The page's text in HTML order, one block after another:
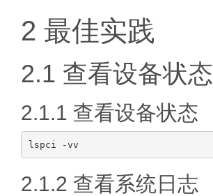
2 最佳实践
2.1 查看设备状态
2.1.1 查看设备状态
2.1.2 查看系统日志